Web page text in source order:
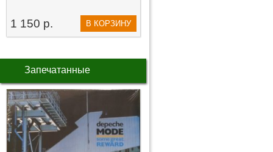
1 150 р. В КОРЗИНУ
Запечатанные